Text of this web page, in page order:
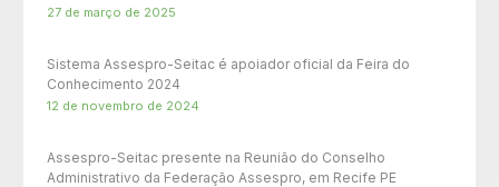
27 de março de 2025
Sistema Assespro-Seitac é apoiador oficial da Feira do
Conhecimento 2024
12 de novembro de 2024
Assespro-Seitac presente na Reunião do Conselho
Administrativo da Federação Assespro, em Recife PE